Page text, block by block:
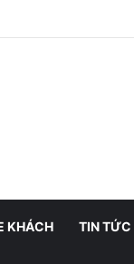
KHÁCH TIN TỨC